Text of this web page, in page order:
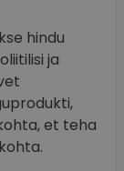
hindu
ja
et teha